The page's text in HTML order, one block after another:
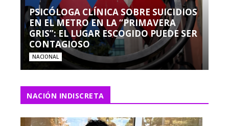
PSICÓLOGA CLÍNICA SOBRE SUICIDIOS
EN EL METRO EN LA “PRIMAVERA
GRIS”: EL LUGAR ESCOGIDO PUEDE SER
CONTAGIOSO
NACIONAL
NACIÓN INDISCRETA